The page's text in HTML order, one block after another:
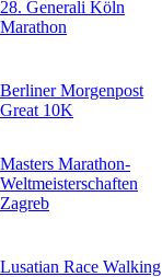
28. Generali Köln
Marathon
Berliner Morgenpost
Great 10K
Masters Marathon-
Weltmeisterschaften
Zagreb
Lusatian Race Walking